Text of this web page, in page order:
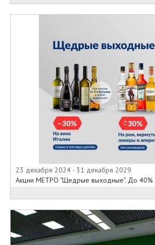
23 декабря 2024 - 31 декабря 2029
Акции МЕТРО "Щедрые выходные". До 40%